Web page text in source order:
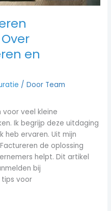
en
/ Door Team
veel kleine
Ik begrijp deze uitdaging
heb ervaren. Uit mijn
de oplossing
helpt. Dit artikel
bij
tips voor